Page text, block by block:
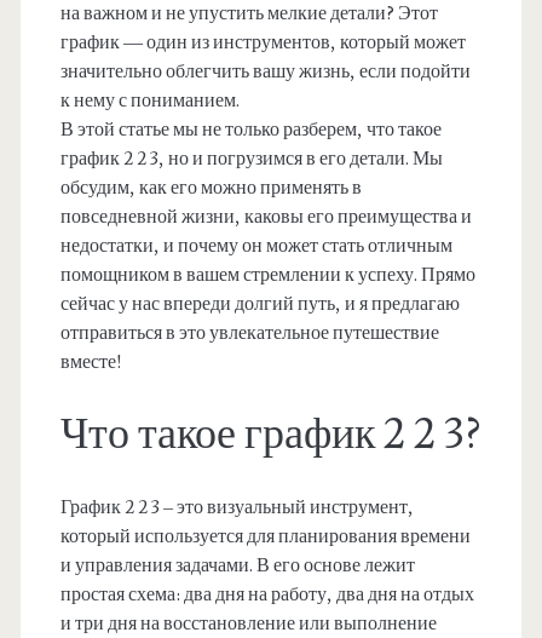
на важном и не упустить мелкие детали? Этот
график — один из инструментов, который может
значительно облегчить вашу жизнь, если подойти
к нему с пониманием.
В этой статье мы не только разберем, что такое
график 2 2 3, но и погрузимся в его детали. Мы
обсудим, как его можно применять в
повседневной жизни, каковы его преимущества и
недостатки, и почему он может стать отличным
помощником в вашем стремлении к успеху. Прямо
сейчас у нас впереди долгий путь, и я предлагаю
отправиться в это увлекательное путешествие
вместе!
Что такое график 2 2 3?
График 2 2 3 – это визуальный инструмент,
который используется для планирования времени
и управления задачами. В его основе лежит
простая схема: два дня на работу, два дня на отдых
и три дня на восстановление или выполнение